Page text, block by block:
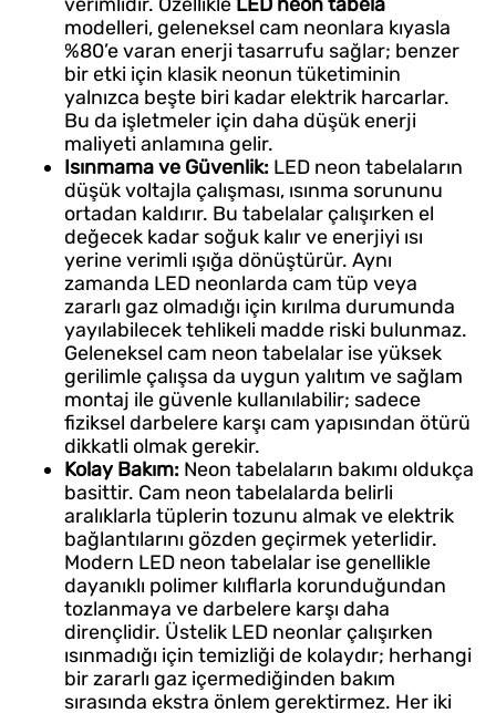
modelleri, geleneksel cam neonlara kıyasla
%80’e varan enerji tasarrufu sağlar; benzer
bir etki için klasik neonun tüketiminin
yalnızca beşte biri kadar elektrik harcarlar.
Bu da işletmeler için daha düşük enerji
maliyeti anlamına gelir.
Isınmama ve Güvenlik: LED neon tabelaların
düşük voltajla çalışması, ısınma sorununu
ortadan kaldırır. Bu tabelalar çalışırken el
değecek kadar soğuk kalır ve enerjiyi ısı
yerine verimli ışığa dönüştürür. Aynı
zamanda LED neonlarda cam tüp veya
zararlı gaz olmadığı için kırılma durumunda
yayılabilecek tehlikeli madde riski bulunmaz.
Geleneksel cam neon tabelalar ise yüksek
gerilimle çalışsa da uygun yalıtım ve sağlam
montaj ile güvenle kullanılabilir; sadece
fiziksel darbelere karşı cam yapısından ötürü
dikkatli olmak gerekir.
Kolay Bakım: Neon tabelaların bakımı oldukça
basittir. Cam neon tabelalarda belirli
aralıklarla tüplerin tozunu almak ve elektrik
bağlantılarını gözden geçirmek yeterlidir.
Modern LED neon tabelalar ise genellikle
dayanıklı polimer kılıflarla korunduğundan
tozlanmaya ve darbelere karşı daha
dirençlidir. Üstelik LED neonlar çalışırken
ısınmadığı için temizliği de kolaydır; herhangi
bir zararlı gaz içermediğinden bakım
sırasında ekstra önlem gerektirmez. Her iki